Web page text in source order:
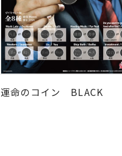
運命のコイン BLACK